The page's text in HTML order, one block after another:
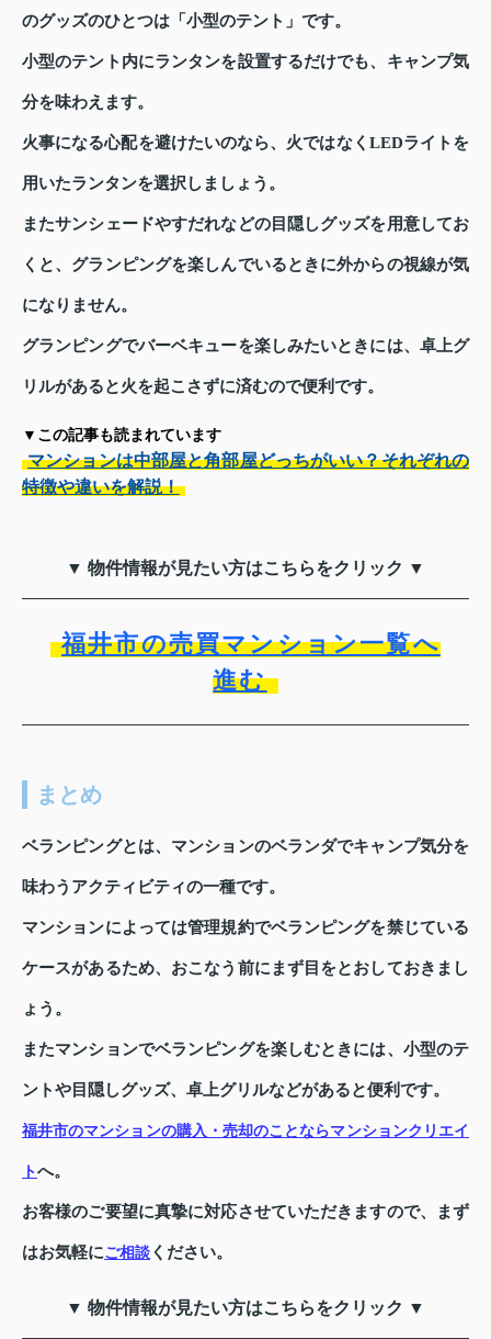
のグッズのひとつは「小型のテント」です。
小型のテント内にランタンを設置するだけでも、キャンプ気
分を味わえます。
火事になる心配を避けたいのなら、火ではなくLEDライトを
用いたランタンを選択しましょう。
またサンシェードやすだれなどの目隠しグッズを用意してお
くと、グランピングを楽しんでいるときに外からの視線が気
になりません。
グランピングでバーベキューを楽しみたいときには、卓上グ
リルがあると火を起こさずに済むので便利です。
▼この記事も読まれています
マンションは中部屋と角部屋どっちがいい？それぞれの
特徴や違いを解説！
▼ 物件情報が見たい方はこちらをクリック ▼
福井市の売買マンション一覧へ
進む
まとめ
ベランピングとは、マンションのベランダでキャンプ気分を
味わうアクティビティの一種です。
マンションによっては管理規約でベランピングを禁じている
ケースがあるため、おこなう前にまず目をとおしておきまし
ょう。
またマンションでベランピングを楽しむときには、小型のテ
ントや目隠しグッズ、卓上グリルなどがあると便利です。
福井市のマンションの購入・売却のことならマンションクリエイ
トへ。
お客様のご要望に真摯に対応させていただきますので、まず
はお気軽にご相談 ください。
▼ 物件情報が見たい方はこちらをクリック ▼